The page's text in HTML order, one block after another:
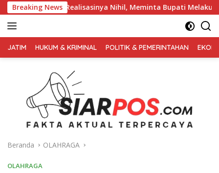
Langsung
ke
konten
Breaking NewsNihil, Meminta Bupati Melakukan Evaluasi Secara
TERPERCAYA
JATIM HUKUM & KRIMINAL POLITIK & PEMERINTAHAN
Beranda OLAHRAGA
OLAHRAGA